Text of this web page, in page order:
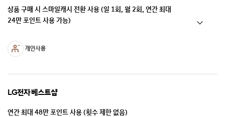
상품 구매 시 스마일캐시 전환 사용 (일 1회, 월 2회, 연간 최대
24만 포인트 사용 가능)
LG전자 베스트샵
연간 최대 48만 포인트 사용 (횟수 제한 없음)